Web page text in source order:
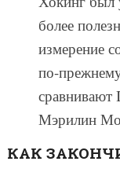
более
измерение
по-
Мэрилин
КАК